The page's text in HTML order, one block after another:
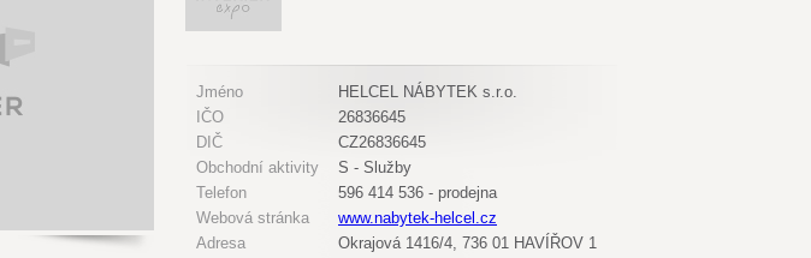
Jméno
HELCEL NÁBYTEK s.r.o.
IČO
26836645
DIČ
CZ26836645
Obchodní aktivity
S - Služby
Telefon
596 414 536 - prodejna
Webová stránka
www.nabytek-helcel.cz
Adresa
Okrajová 1416/4, 736 01 HAVÍŘOV 1